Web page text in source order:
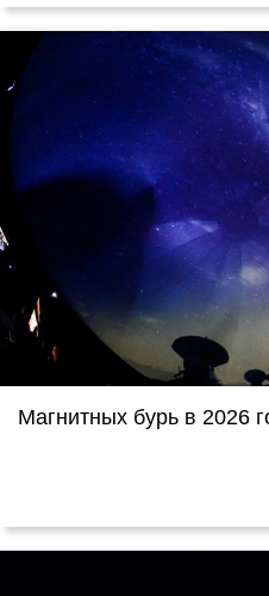
Магнитных бурь в 2026